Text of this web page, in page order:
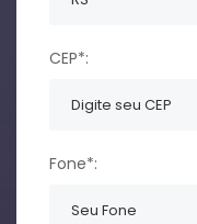
CEP*:
Fone*: